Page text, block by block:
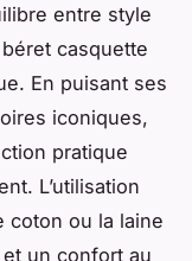
entre style
casquette
En puisant ses
iconiques,
pratique
L’utilisation
coton ou la laine
un confort au